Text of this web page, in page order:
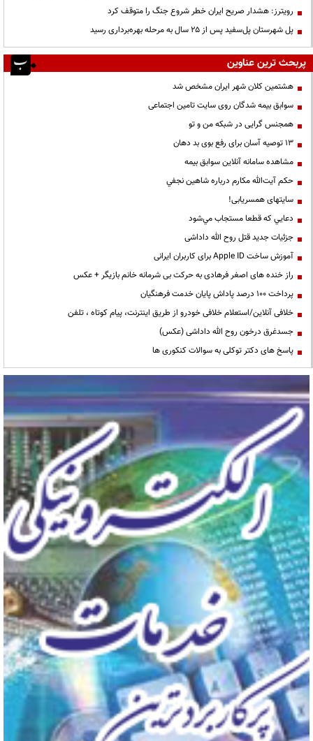
رویترز: هشدار صریح ایران خطر شروع جنگ را متوقف کرد
پل شهرستان پل‌سفید پس از ۲۵ سال به مرحله بهره‌برداری رسید
پربحث ترین عناوین
هشتمین کلان شهر ایران مشخص شد
سوابق بیمه شدگان روی سایت تامین اجتماعی
همجنس گرایی در شبکه من و تو
13 توصیه آسان برای رفع بوی بد دهان
مشاهده سامانه آنلاين سوابق بیمه
حكم آيت‌الله مكارم درباره شاهين نجفي
سایتهای همسریابی!
دعايي كه قطعا مستجاب مي‌شود
جزئیات جدید قتل روح الله داداشی
آموزش ساخت Apple ID برای کاربران ایرانی
راز خنده های اصغر فرهادی به حرکت بی شرمانه خانم بازیگر + عکس
پرداخت ۱۰۰ درصد پاداش پایان خدمت فرهنگیان
خلافی آنلاین/استعلام خلافی خودرو از طریق اینترنت، پیام کوتاه ، تلفن
جسدغرق درخون روح الله داداشی (عکس)
پاسخ های دکتر توکلی به سوالات کنکوری ها